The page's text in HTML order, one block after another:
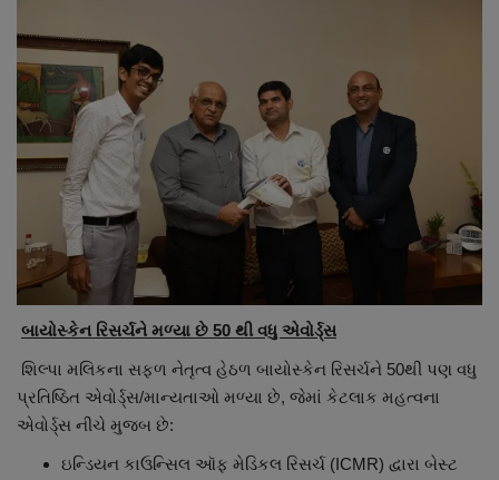
બાયોસ્કેન રિસર્ચને મળ્યા છે 50 થી વધુ એવોર્ડ્સ
શિલ્પા મલિકના સફળ નેતૃત્વ હેઠળ બાયોસ્કેન રિસર્ચને 50થી પણ વધુ
પ્રતિષ્ઠિત એવોર્ડ્સ/માન્યતાઓ મળ્યા છે, જેમાં કેટલાક મહત્વના
એવોર્ડ્સ નીચે મુજબ છે:
ઇન્ડિયન કાઉન્સિલ ઑફ મેડિકલ રિસર્ચ (ICMR) દ્વારા બેસ્ટ